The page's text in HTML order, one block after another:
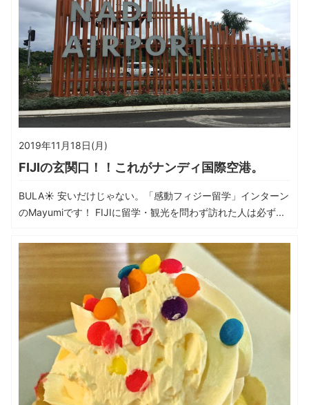
2019年11月18日(月)
FIJIの玄関口！！これがナンディ国際空港。
BULA☀ 安いだけじゃない。「感動フィジー留学」インターン
のMayumiです！ FIJIに留学・観光を問わず訪れた人は必ず...